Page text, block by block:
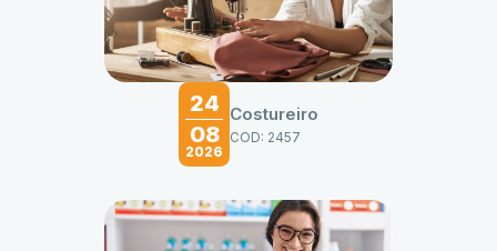
24
08
2026
Costureiro
COD: 2457